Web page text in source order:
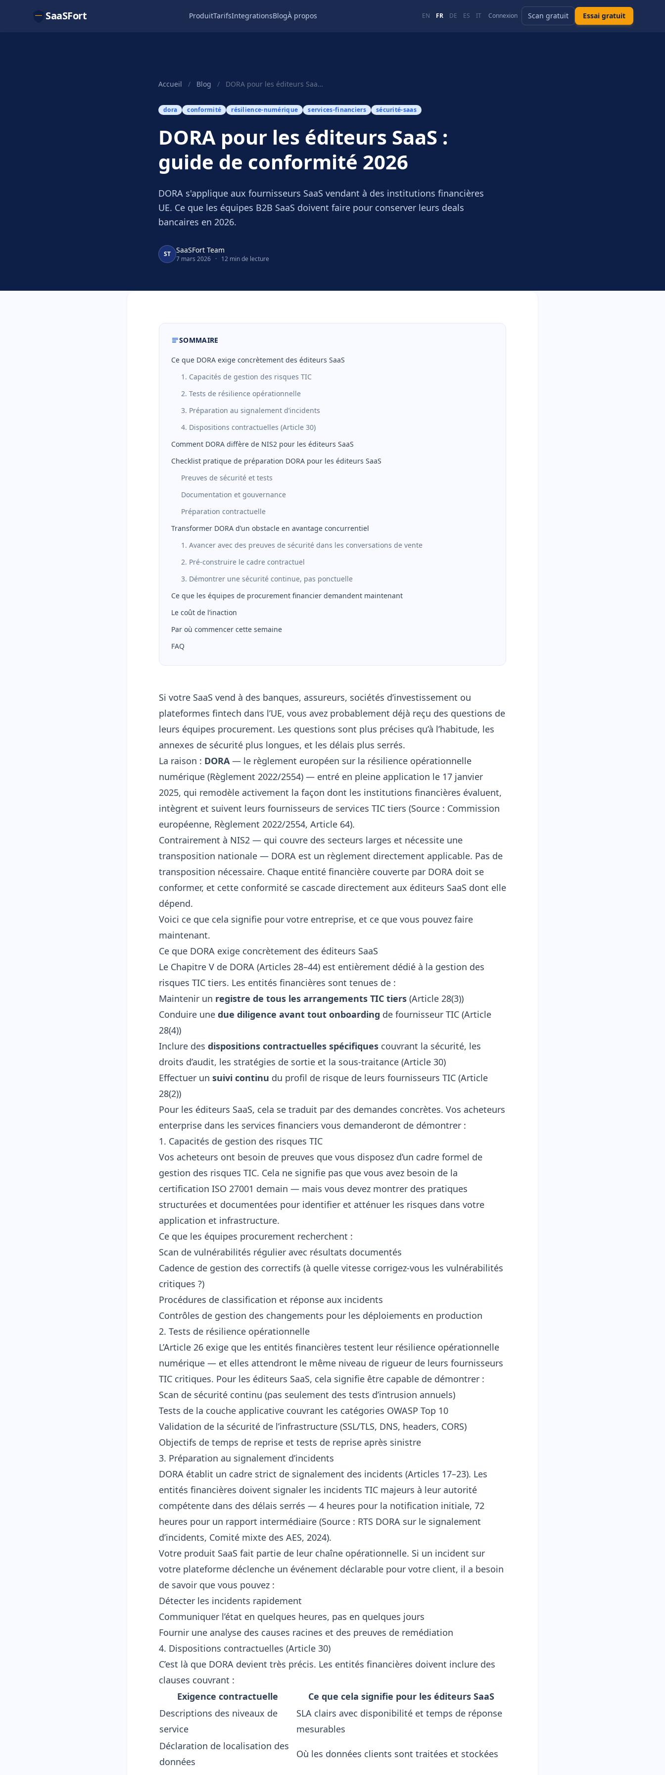
SaaSFort ProduitTarifsIntegrationsBlogÀ propos EN FR DE ES IT Connexion Scan gratuit Essai gratuit
Accueil / Blog / DORA pour les éditeurs SaaS : guide de conformité 2026
dora conformité résilience-numérique services-financiers sécurité-saas
DORA pour les éditeurs SaaS :
guide de conformité 2026
DORA s'applique aux fournisseurs SaaS vendant à des institutions financières
UE. Ce que les équipes B2B SaaS doivent faire pour conserver leurs deals
bancaires en 2026.
ST SaaSFort Team
7 mars 2026 · 12 min de lecture
SOMMAIRE
Ce que DORA exige concrètement des éditeurs SaaS
1. Capacités de gestion des risques TIC
2. Tests de résilience opérationnelle
3. Préparation au signalement d’incidents
4. Dispositions contractuelles (Article 30)
Comment DORA diffère de NIS2 pour les éditeurs SaaS
Checklist pratique de préparation DORA pour les éditeurs SaaS
Preuves de sécurité et tests
Documentation et gouvernance
Préparation contractuelle
Transformer DORA d’un obstacle en avantage concurrentiel
1. Avancer avec des preuves de sécurité dans les conversations de vente
2. Pré-construire le cadre contractuel
3. Démontrer une sécurité continue, pas ponctuelle
Ce que les équipes de procurement financier demandent maintenant
Le coût de l’inaction
Par où commencer cette semaine
FAQ
Si votre SaaS vend à des banques, assureurs, sociétés d’investissement ou
plateformes fintech dans l’UE, vous avez probablement déjà reçu des questions de
leurs équipes procurement. Les questions sont plus précises qu’à l’habitude, les
annexes de sécurité plus longues, et les délais plus serrés.
La raison : DORA— le règlement européen sur la résilience opérationnelle
numérique (Règlement 2022/2554) — entré en pleine application le 17 janvier
2025, qui remodèle activement la façon dont les institutions financières évaluent,
intègrent et suivent leurs fournisseurs de services TIC tiers (Source : Commission
européenne, Règlement 2022/2554, Article 64).
Contrairement à NIS2 — qui couvre des secteurs larges et nécessite une
transposition nationale — DORA est un règlement directement applicable. Pas de
transposition nécessaire. Chaque entité financière couverte par DORA doit se
conformer, et cette conformité se cascade directement aux éditeurs SaaS dont elle
dépend.
Voici ce que cela signifie pour votre entreprise, et ce que vous pouvez faire
maintenant.
Ce que DORA exige concrètement des éditeurs SaaS
Le Chapitre V de DORA (Articles 28–44) est entièrement dédié à la gestion des
risques TIC tiers. Les entités financières sont tenues de :
Maintenir un registre de tous les arrangements TIC tiers (Article 28(3))
Conduire une due diligence avant tout onboarding de fournisseur TIC (Article
28(4))
Inclure des dispositions contractuelles spécifiques couvrant la sécurité, les
droits d’audit, les stratégies de sortie et la sous-traitance (Article 30)
Effectuer un suivi continu du profil de risque de leurs fournisseurs TIC (Article
28(2))
Pour les éditeurs SaaS, cela se traduit par des demandes concrètes. Vos acheteurs
enterprise dans les services financiers vous demanderont de démontrer :
1. Capacités de gestion des risques TIC
Vos acheteurs ont besoin de preuves que vous disposez d’un cadre formel de
gestion des risques TIC. Cela ne signifie pas que vous avez besoin de la
certification ISO 27001 demain — mais vous devez montrer des pratiques
structurées et documentées pour identifier et atténuer les risques dans votre
application et infrastructure.
Ce que les équipes procurement recherchent :
Scan de vulnérabilités régulier avec résultats documentés
Cadence de gestion des correctifs (à quelle vitesse corrigez-vous les vulnérabilités
critiques ?)
Procédures de classification et réponse aux incidents
Contrôles de gestion des changements pour les déploiements en production
2. Tests de résilience opérationnelle
L’Article 26 exige que les entités financières testent leur résilience opérationnelle
numérique — et elles attendront le même niveau de rigueur de leurs fournisseurs
TIC critiques. Pour les éditeurs SaaS, cela signifie être capable de démontrer :
Scan de sécurité continu (pas seulement des tests d’intrusion annuels)
Tests de la couche applicative couvrant les catégories OWASP Top 10
Validation de la sécurité de l’infrastructure (SSL/TLS, DNS, headers, CORS)
Objectifs de temps de reprise et tests de reprise après sinistre
3. Préparation au signalement d’incidents
DORA établit un cadre strict de signalement des incidents (Articles 17–23). Les
entités financières doivent signaler les incidents TIC majeurs à leur autorité
compétente dans des délais serrés — 4 heures pour la notification initiale, 72
heures pour un rapport intermédiaire (Source : RTS DORA sur le signalement
d’incidents, Comité mixte des AES, 2024).
Votre produit SaaS fait partie de leur chaîne opérationnelle. Si un incident sur
votre plateforme déclenche un événement déclarable pour votre client, il a besoin
de savoir que vous pouvez :
Détecter les incidents rapidement
Communiquer l’état en quelques heures, pas en quelques jours
Fournir une analyse des causes racines et des preuves de remédiation
4. Dispositions contractuelles (Article 30)
C’est là que DORA devient très précis. Les entités financières doivent inclure des
clauses couvrant :
Exigence contractuelle
Ce que cela signifie pour les éditeurs SaaS
Descriptions des niveaux de
service
SLA clairs avec disponibilité et temps de réponse
mesurables
Déclaration de localisation des
données
Où les données clients sont traitées et stockées